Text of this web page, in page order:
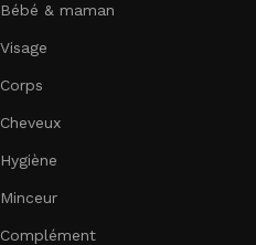
Bébé & maman
Visage
Corps
Cheveux
Hygiène
Minceur
Complément